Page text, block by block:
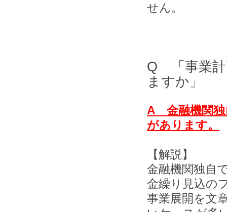
せん。
Q 「事業計
ますか」
A 金融機関独
があります。
【解説】
金融機関独自
金繰り見込の
事業展開を文